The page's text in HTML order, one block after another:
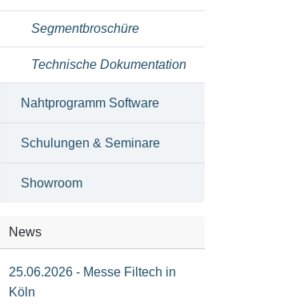
Segmentbroschüre
Technische Dokumentation
Nahtprogramm Software
Schulungen & Seminare
Showroom
News
25.06.2026 - Messe Filtech in
Köln